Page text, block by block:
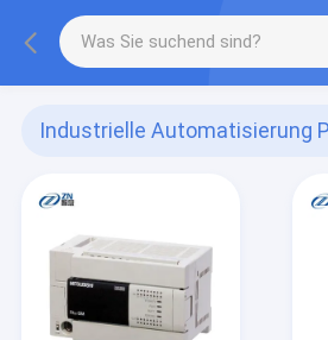
Industrielle Automatisierung